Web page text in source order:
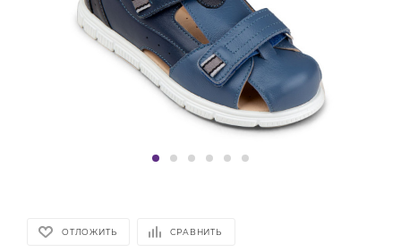
ОТЛОЖИТЬ СРАВНИТЬ